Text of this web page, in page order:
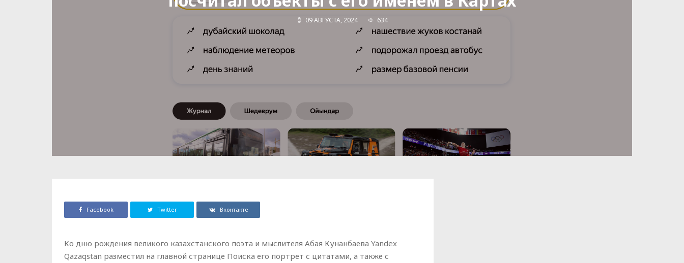
09 АВГУСТА, 2024 634
Facebook Twitter Вконтакте
Ко дню рождения великого казахстанского поэта и мыслителя Абая Кунанбаева Yandex
Qazaqstan разместил на главной странице Поиска его портрет с цитатами, а также с